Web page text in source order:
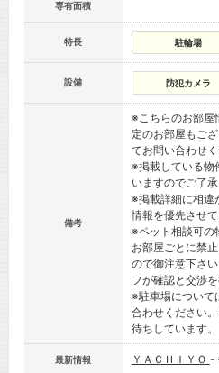
専有面積
特長 駐輪場
設備 防犯カメラ
備考
※こちらのお部屋
定のお部屋もご
てお問い合わせく
※掲載している物
いますのでご了承
※掲載詳細に相違
情報を優先させて
※ペット相談可の
お部屋ごとに禁
ので御注意下さ
フが確認と交渉を
※駐車場について
合わせください
待ちしています。
最新情報 ＹＡＣＨＩＹＯ -